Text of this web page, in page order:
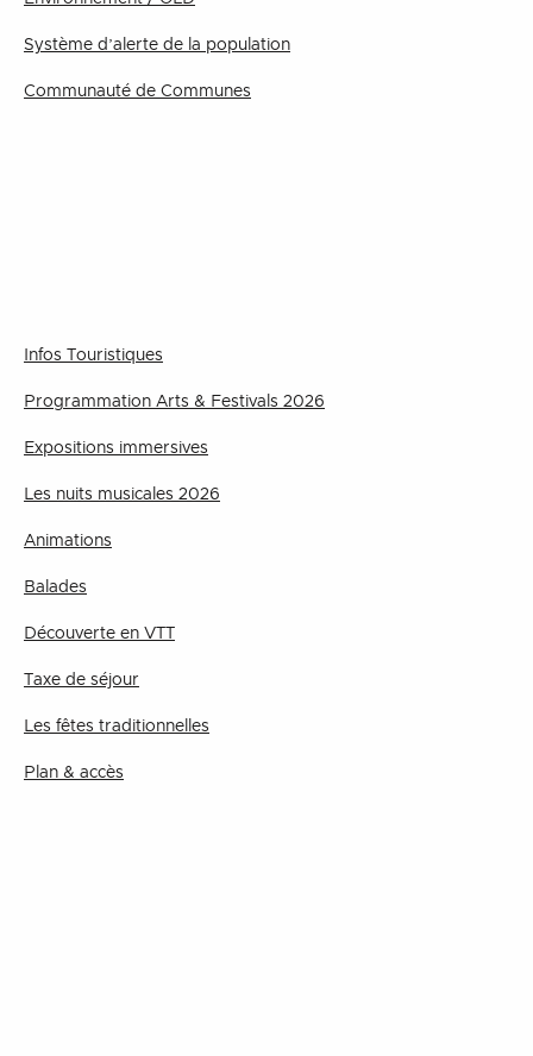
Système d’alerte de la population
Communauté de Communes
Infos Touristiques
Programmation Arts & Festivals 2026
Expositions immersives
Les nuits musicales 2026
Animations
Balades
Découverte en VTT
Taxe de séjour
Les fêtes traditionnelles
Plan & accès